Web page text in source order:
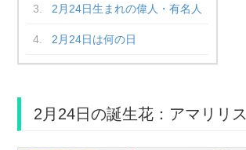
2月24日生まれの偉人・有名人
2月24日は何の日
2月24日の誕生花：アマリリス